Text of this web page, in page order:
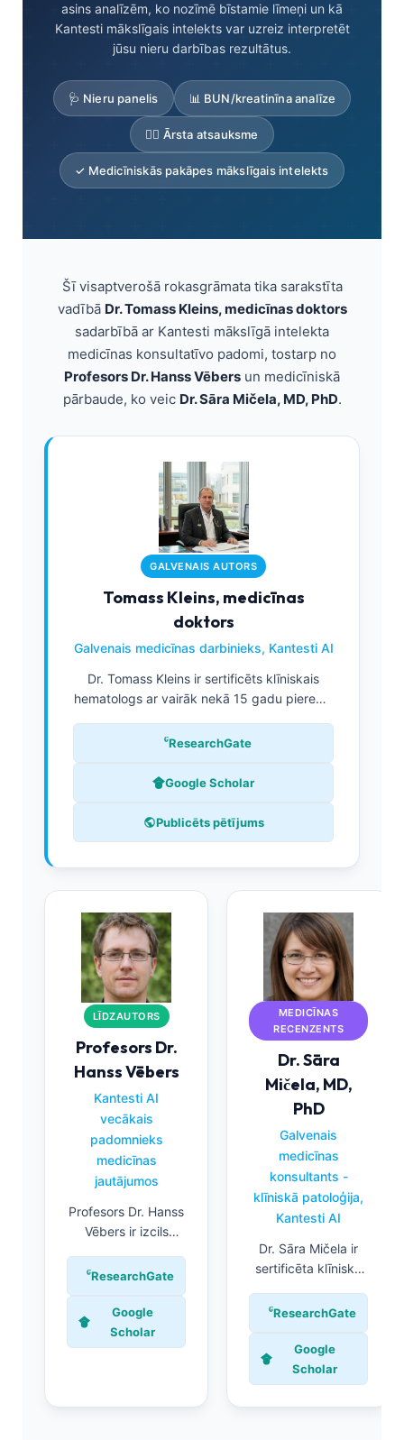
asins analīzēm, ko nozīmē bīstamie līmeņi un kā
Kantesti mākslīgais intelekts var uzreiz interpretēt
jūsu nieru darbības rezultātus.
🩺 Nieru panelis 📊 BUN/kreatinīna analīze
👨‍⚕️ Ārsta atsauksme
✓ Medicīniskās pakāpes mākslīgais intelekts
Šī visaptverošā rokasgrāmata tika sarakstīta
vadībā Dr. Tomass Kleins, medicīnas doktors
sadarbībā ar Kantesti mākslīgā intelekta
medicīnas konsultatīvo padomi, tostarp no
Profesors Dr. Hanss Vēbers un medicīniskā
pārbaude, ko veic Dr. Sāra Mičela, MD, PhD.
GALVENAIS AUTORS
Tomass Kleins, medicīnas
doktors
Galvenais medicīnas darbinieks, Kantesti AI
Dr. Tomass Kleins ir sertificēts klīniskais
hematologs ar vairāk nekā 15 gadu pieredzi
diagnostiku. Kā Kantesti AI galvenais
validācijas procesus un uzrauga patentētā
Kleins ir plaši publicējies par biomarķieru
ResearchGate
Google Scholar
Publicēts pētījums
LĪDZAUTORS
Profesors Dr.
Hanss Vēbers
Kantesti AI
vecākais
padomnieks
medicīnas
jautājumos
Profesors Dr. Hanss
Vēbers ir izcils
medicīnas
pieredzi klīniskajā
ķīmijā un nieru
darbības testēšanā.
intelekta medicīnas
ResearchGate
Google
Scholar
MEDICĪNAS
RECENZENTS
Dr. Sāra
Mičela, MD,
PhD
Galvenais
medicīnas
konsultants -
klīniskā patoloģija,
Kantesti AI
Dr. Sāra Mičela ir
sertificēta klīniskā
nekā 20 gadu
specializējas
laboratorijas
medicīnā un
diagnostikas
ResearchGate
Google
Scholar